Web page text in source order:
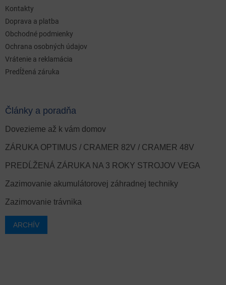
Kontakty
Doprava a platba
Obchodné podmienky
Ochrana osobných údajov
Vrátenie a reklamácia
Predĺžená záruka
Články a poradňa
Dovezieme až k vám domov
ZÁRUKA OPTIMUS / CRAMER 82V / CRAMER 48V
PREDĹŽENÁ ZÁRUKA NA 3 ROKY STROJOV VEGA
Zazimovanie akumulátorovej záhradnej techniky
Zazimovanie trávnika
ARCHÍV